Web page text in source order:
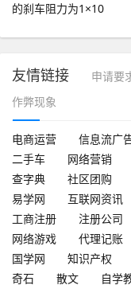
的刹车阻力为1×10
友情链接
申请要
作弊现象
电商运营 信息流广
二手车
网络营销
查字典
社区团购
易学网
互联网资讯
工商注册
注册公司
网络游戏
代理记账
国学网
知识产权
奇石
散文 自学